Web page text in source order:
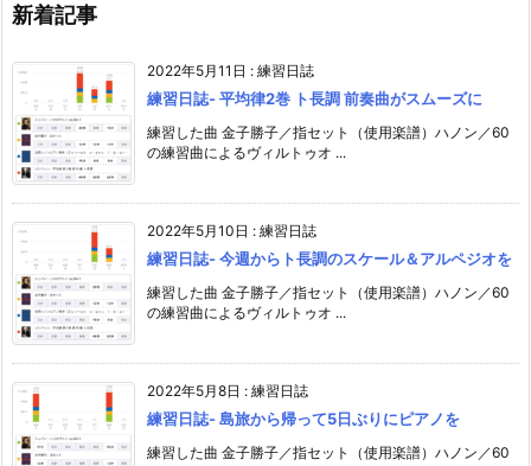
新着記事
2022年5月11日 : 練習日誌
練習日誌- 平均律2巻 ト長調 前奏曲がスムーズに
練習した曲 金子勝子／指セット（使用楽譜）ハノン／60
の練習曲によるヴィルトゥオ ...
2022年5月10日 : 練習日誌
練習日誌- 今週からト長調のスケール＆アルペジオを
練習した曲 金子勝子／指セット（使用楽譜）ハノン／60
の練習曲によるヴィルトゥオ ...
2022年5月8日 : 練習日誌
練習日誌- 島旅から帰って5日ぶりにピアノを
練習した曲 金子勝子／指セット（使用楽譜）ハノン／60